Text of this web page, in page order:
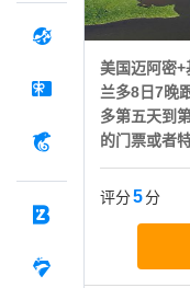
美国迈阿密
兰多8日7晚
多第五天到
的门票或者
评分5分